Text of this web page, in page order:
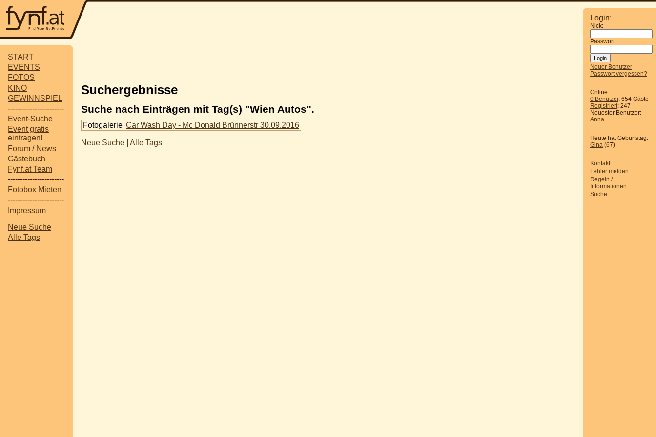
START
EVENTS
FOTOS
KINO
GEWINNSPIEL
-----------------------
Event-Suche
Event gratis
eintragen!
Forum / News
Gästebuch
Fynf.at Team
-----------------------
Fotobox Mieten
-----------------------
Impressum
Neue Suche
Alle Tags
Login:
Nick:
Passwort:
Neuer Benutzer
Passwort vergessen?
Online:
0 Benutzer, 654 Gäste
Registriert: 247
Neuester Benutzer:
Anna
Heute hat Geburtstag:
Gina (67)
Kontakt
Fehler melden
Regeln /
Informationen
Suche
Suchergebnisse
Suche nach Einträgen mit Tag(s) "Wien Autos".
Fotogalerie Car Wash Day - Mc Donald Brünnerstr 30.09.2016
Neue Suche Alle Tags